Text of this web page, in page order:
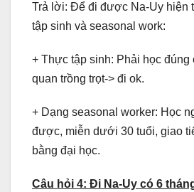
Trả lời: Để đi được Na-Uy hiện
tập sinh và seasonal work:
+ Thực tập sinh: Phải học đúng
quan trồng trọt-> đi ok.
+ Dạng seasonal worker: Học
được, miễn dưới 30 tuổi, giao
bằng đại học.
Câu hỏi 4: Đi Na-Uy có 6